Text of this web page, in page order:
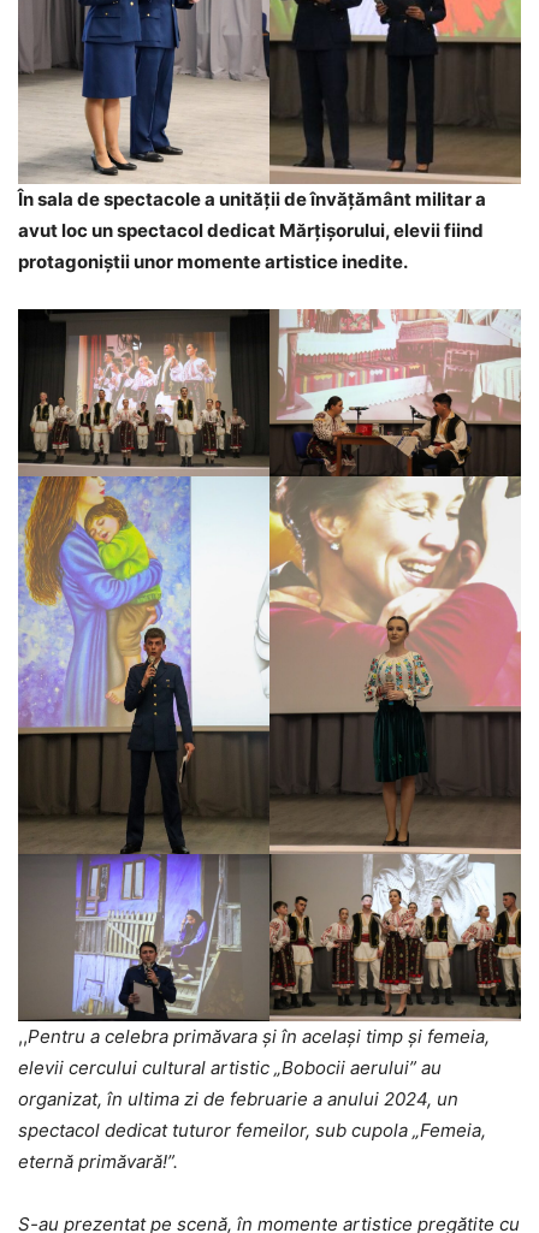
În sala de spectacole a unității de învățământ militar a
avut loc un spectacol dedicat Mărțișorului, elevii fiind
protagoniștii unor momente artistice inedite.
,,Pentru a celebra primăvara și în același timp și femeia,
elevii cercului cultural artistic „Bobocii aerului” au
organizat, în ultima zi de februarie a anului 2024, un
spectacol dedicat tuturor femeilor, sub cupola „Femeia,
eternă primăvară!”.
S-au prezentat pe scenă, în momente artistice pregătite cu